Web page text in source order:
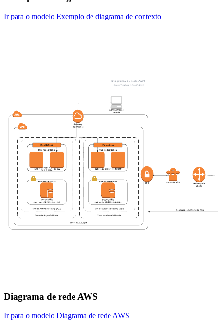
Ir para o modelo Exemplo de diagrama de contexto
Diagrama de rede AWS
Ir para o modelo Diagrama de rede AWS